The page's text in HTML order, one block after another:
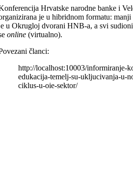
Hrvatske narodne banke i
je u hibridnom formatu:
u Okrugloj dvorani HNB-a, a svi
online (virtualno).
članci:
http://localhost:10003/informiranje-
edukacija-temelj-su-ukljucivanja-u-
ciklus-u-oie-sektor/